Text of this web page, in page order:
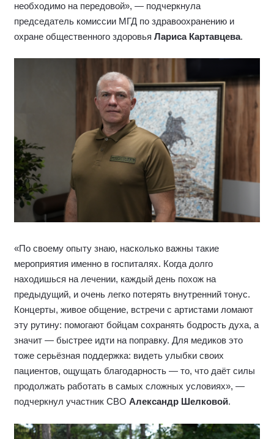
необходимо на передовой», — подчеркнула
председатель комиссии МГД по здравоохранению и
охране общественного здоровья Лариса Картавцева.
«По своему опыту знаю, насколько важны такие
мероприятия именно в госпиталях. Когда долго
находишься на лечении, каждый день похож на
предыдущий, и очень легко потерять внутренний тонус.
Концерты, живое общение, встречи с артистами ломают
эту рутину: помогают бойцам сохранять бодрость духа, а
значит — быстрее идти на поправку. Для медиков это
тоже серьёзная поддержка: видеть улыбки своих
пациентов, ощущать благодарность — то, что даёт силы
продолжать работать в самых сложных условиях», —
подчеркнул участник СВО Александр Шелковой.